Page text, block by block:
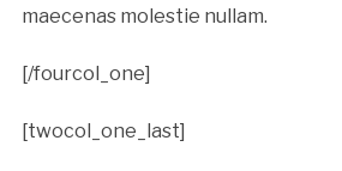
maecenas molestie nullam.
[/fourcol_one]
[twocol_one_last]